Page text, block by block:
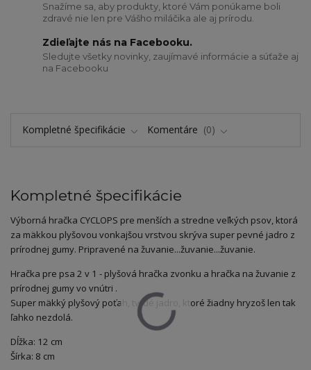
Snažíme sa, aby produkty, ktoré Vám ponúkame boli
zdravé nie len pre Vášho miláčika ale aj prírodu.
Zdieľajte nás na Facebooku.
Sledujte všetky novinky, zaujímavé informácie a súťaže aj
na Facebooku
Kompletné špecifikácie Komentáre 0
Kompletné špecifikácie
Výborná hračka CYCLOPS pre menších a stredne veľkých psov, ktorá
za mäkkou plyšovou vonkajšou vrstvou skrýva super pevné jadro z
prírodnej gumy. Pripravené na žuvanie...žuvanie...žuvanie.
Hračka pre psa 2 v 1 - plyšová hračka zvonku a hračka na žuvanie z
prírodnej gumy vo vnútri .
Super mäkký plyšový poťah, tvrdé jadro, ktoré žiadny hryzoš len tak
ľahko nezdolá.
Dĺžka: 12 cm
Šírka: 8 cm